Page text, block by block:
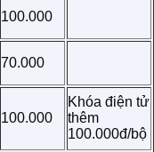
100.000
70.000
100.000
Khóa điện tử
thêm
100.000đ/bộ